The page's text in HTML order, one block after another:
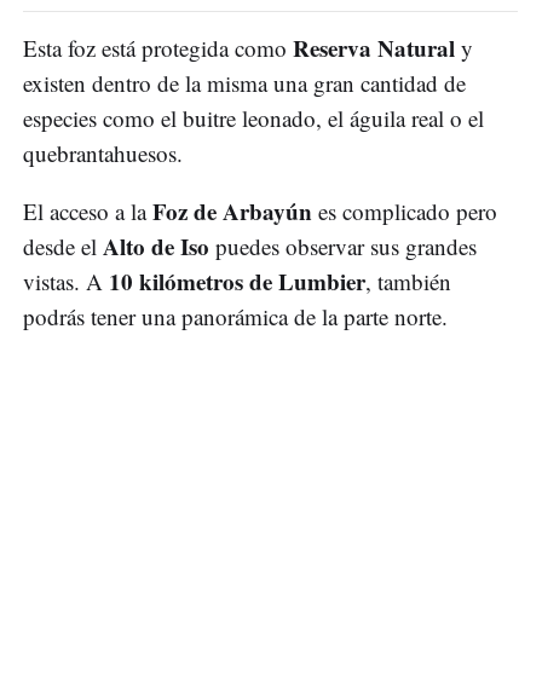
Esta foz está protegida como Reserva Natural y
existen dentro de la misma una gran cantidad de
especies como el buitre leonado, el águila real o el
quebrantahuesos.
El acceso a laFoz de Arbayún es complicado pero
desde el Alto de Iso puedes observar sus grandes
vistas. A 10 kilómetros de Lumbier, también
podrás tener una panorámica de la parte norte.